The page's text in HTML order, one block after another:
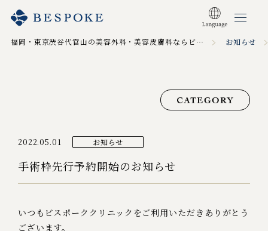
福岡・東京渋谷代官山の美容外科・美容皮膚科ならビスポーククリニック TOP お知らせ
2022.05.01 お知らせ
手術枠先行予約開始のお知らせ
いつもビスポーククリニックをご利用いただきありがとう
ございます。